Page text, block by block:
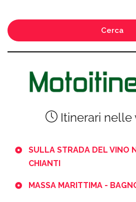
Cerca
Itinerari nelle
SULLA STRADA DEL VINO
CHIANTI
MASSA MARITTIMA -